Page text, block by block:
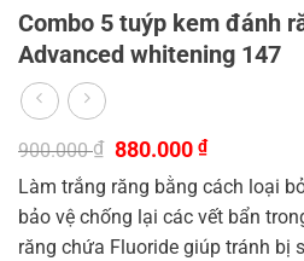
Combo 5 tuýp kem đánh
Advanced whitening 147
900.000₫ Giá
là:
900.000 ₫.
880.000 ₫Giá
tại
là:
880.000
Làm trắng răng bằng cách loại
bảo vệ chống lại các vết bẩn
răng chứa Fluoride giúp tránh bị